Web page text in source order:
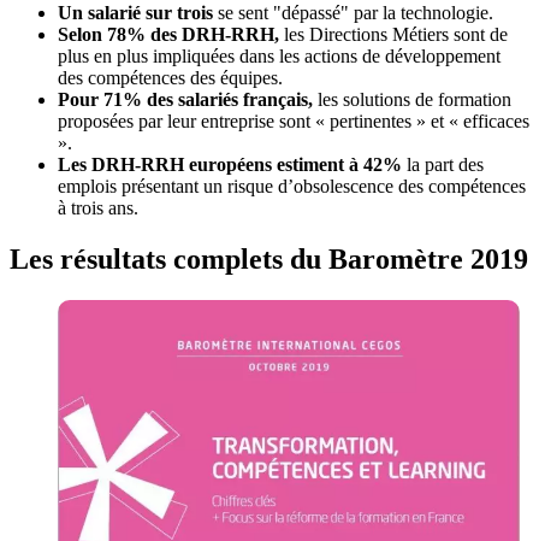
Un salarié sur trois se sent "dépassé" par la technologie.
Selon 78% des DRH-RRH, les Directions Métiers sont de
plus en plus impliquées dans les actions de développement
des compétences des équipes.
Pour 71% des salariés français, les solutions de formation
proposées par leur entreprise sont « pertinentes » et « efficaces
».
Les DRH-RRH européens estiment à 42% la part des
emplois présentant un risque d’obsolescence des compétences
à trois ans.
Les résultats complets du Baromètre 2019